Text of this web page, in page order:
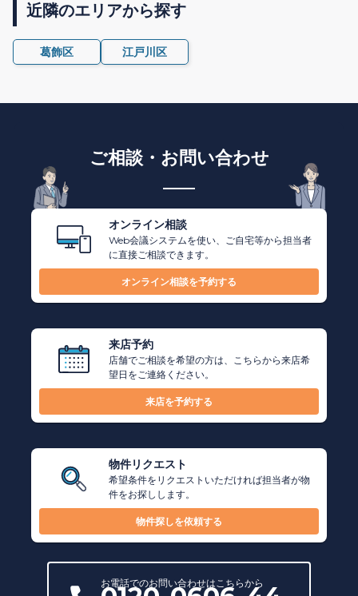
近隣のエリアから探す
葛飾区 江戸川区
ご相談・お問い合わせ
オンライン相談
Web会議システムを使い、ご自宅等から担当者
に直接ご相談できます。
オンライン相談を予約する
来店予約
店舗でご相談を希望の方は、こちらから来店希
望日をご連絡ください。
来店を予約する
物件リクエスト
希望条件をリクエストいただければ担当者が物
件をお探しします。
物件探しを依頼する
お電話でのお問い合わせはこちらから